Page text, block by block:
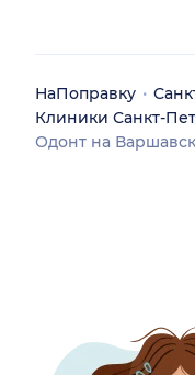
НаПоправку
Клиники Санкт-
Одонт на